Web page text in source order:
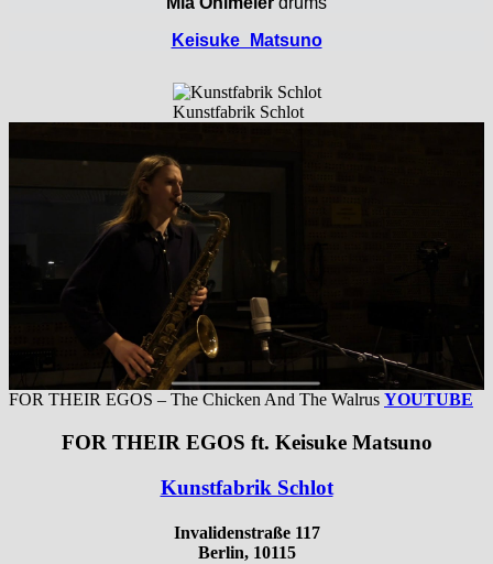
Keisuke_Matsuno
Kunstfabrik Schlot
FOR THEIR EGOS – The Chicken And The Walrus YOUTUBE
FOR THEIR EGOS ft. Keisuke Matsuno
Kunstfabrik Schlot
Invalidenstraße 117
Berlin, 10115